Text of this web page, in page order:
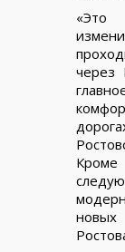
«Это
через
новых